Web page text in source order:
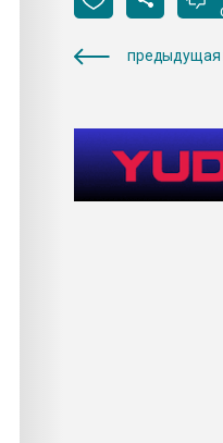
предыдущая